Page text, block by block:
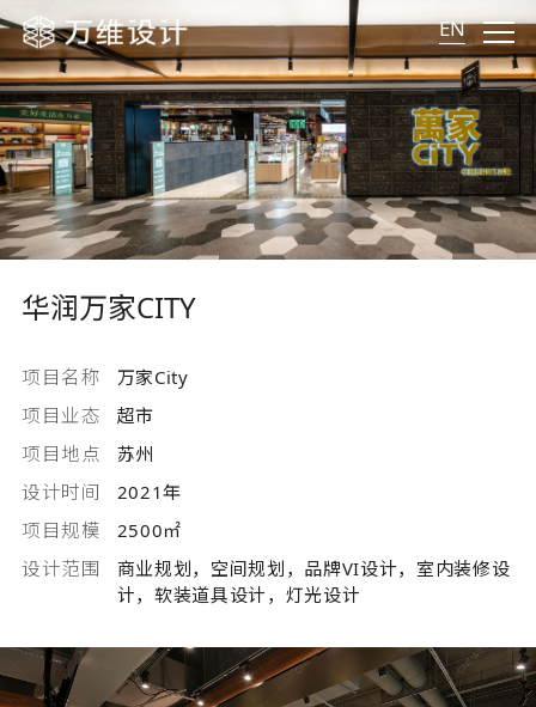
EN
华润万家CITY
项目名称 万家City
项目业态 超市
项目地点 苏州
设计时间 2021年
项目规模 2500㎡
设计范围
商业规划，空间规划，品牌VI设计，室内装修设
计，软装道具设计，灯光设计